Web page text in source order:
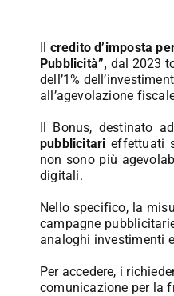
Il credito d’imposta
Pubblicità”, dal 2023
dell’1%
all’agevolazione
Il Bonus, destinato ad
pubblicitarieffettuati
nonsono più
digitali.
Nello specifico, la
campagne
analoghi investimenti
Per accedere, i
comunicazione per la